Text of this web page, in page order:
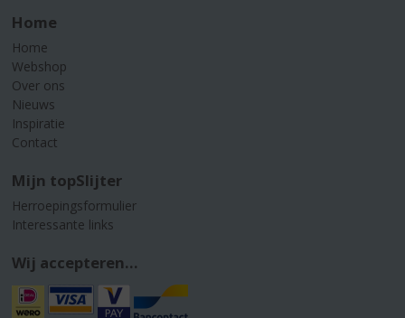
Home
Home
Webshop
Over ons
Nieuws
Inspiratie
Contact
Mijn topSlijter
Herroepingsformulier
Interessante links
Wij accepteren...